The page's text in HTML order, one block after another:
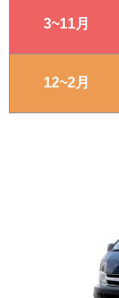
3~11月
12~2月